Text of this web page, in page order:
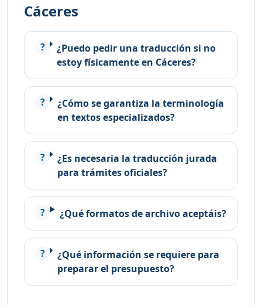
Cáceres
¿Puedo pedir una traducción si no
estoy físicamente en Cáceres?
¿Cómo se garantiza la terminología
en textos especializados?
¿Es necesaria la traducción jurada
para trámites oficiales?
¿Qué formatos de archivo aceptáis?
¿Qué información se requiere para
preparar el presupuesto?